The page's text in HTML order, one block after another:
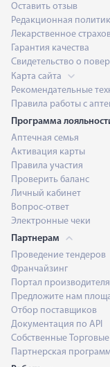
Оставить отзыв
Редакционная
Лекарственное
Гарантия качества
Свидетельство о
Карта сайта
Рекомендательные
Правила работы с
Программа
Аптечная семья
Активация карты
Правила участия
Проверить баланс
Личный кабинет
Вопрос-ответ
Электронные чеки
Партнерам
Проведение тендеров
Франчайзинг
Портал производителя
Предложите нам
Отбор поставщиков
Документация по API
Собственные
Партнерская